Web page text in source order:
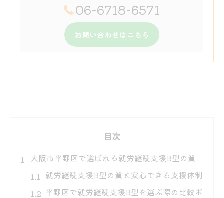
06-6718-6571
お問い合わせはこちら
目次
大阪市平野区で選ばれる就労継続支援B型の質
就労継続支援B型の質と安心できる支援体制
平野区で就労継続支援B型を選ぶ際の比較ポ